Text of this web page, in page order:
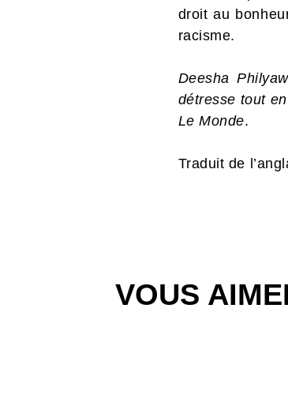
droit au
racisme.
Deesha
détresse tout
Le Monde.
Traduit de
VOUS